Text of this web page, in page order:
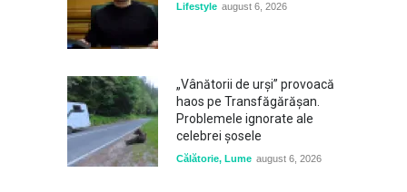
Lifestyle august 6, 2026
„Vânătorii de urși” provoacă
haos pe Transfăgărășan.
Problemele ignorate ale
celebrei șosele
Călătorie, Lume august 6, 2026